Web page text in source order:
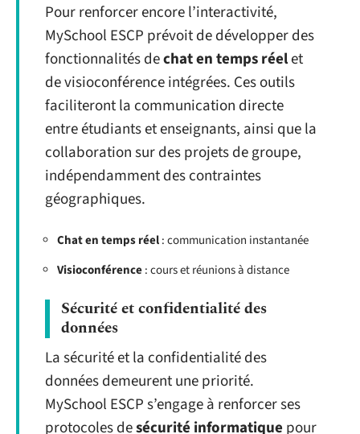
Pour renforcer encore l’interactivité,
MySchool ESCP prévoit de développer des
fonctionnalités dechat en temps réelet
de visioconférence intégrées. Ces outils
faciliteront la communication directe
entre étudiants et enseignants, ainsi que la
collaboration sur des projets de groupe,
indépendamment des contraintes
géographiques.
Chat en temps réel: communication instantanée
Visioconférence: cours et réunions à distance
Sécurité et confidentialité des
données
La sécurité et la confidentialité des
données demeurent une priorité.
MySchool ESCP s’engage à renforcer ses
protocoles desécurité informatique pour